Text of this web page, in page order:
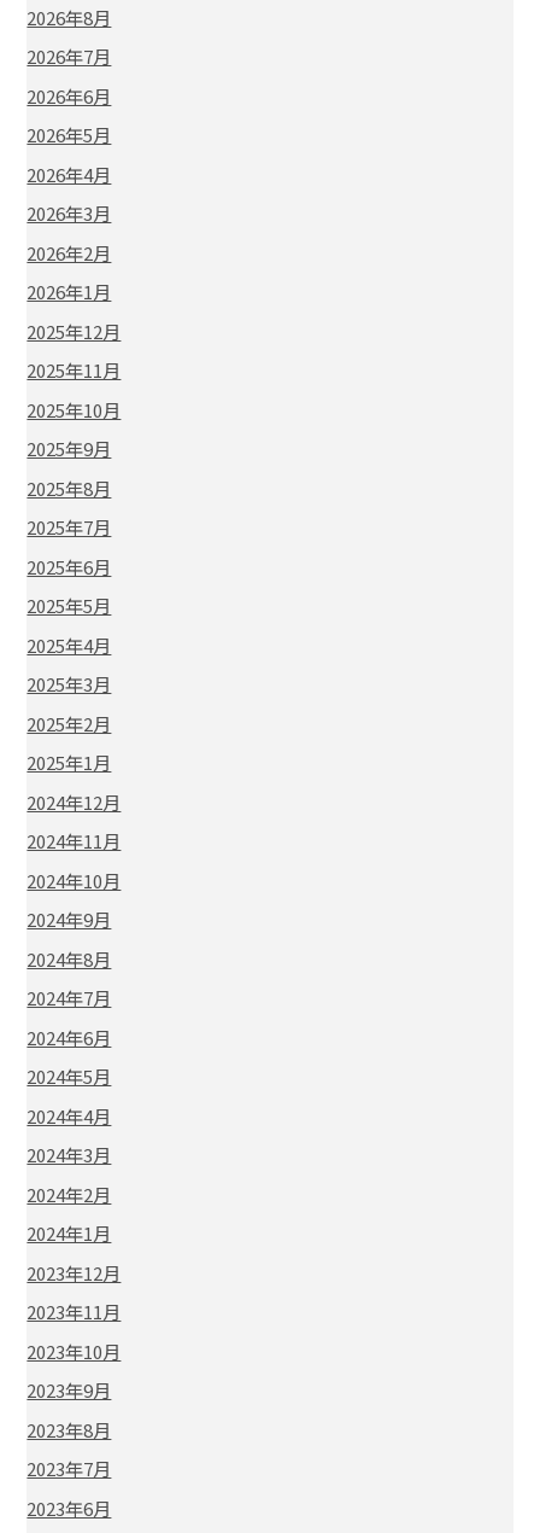
2026年8月
2026年7月
2026年6月
2026年5月
2026年4月
2026年3月
2026年2月
2026年1月
2025年12月
2025年11月
2025年10月
2025年9月
2025年8月
2025年7月
2025年6月
2025年5月
2025年4月
2025年3月
2025年2月
2025年1月
2024年12月
2024年11月
2024年10月
2024年9月
2024年8月
2024年7月
2024年6月
2024年5月
2024年4月
2024年3月
2024年2月
2024年1月
2023年12月
2023年11月
2023年10月
2023年9月
2023年8月
2023年7月
2023年6月